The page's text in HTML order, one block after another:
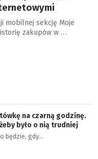
mobilnej sekcję Moje
zakupów w …
na czarną godzinę.
było o nią trudniej
będzie, gdy…